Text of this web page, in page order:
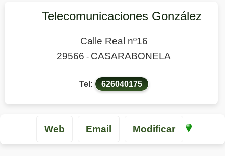
Telecomunicaciones González
Calle Real nº16
29566 - CASARABONELA
Tel: 626040175
Web Email Modificar